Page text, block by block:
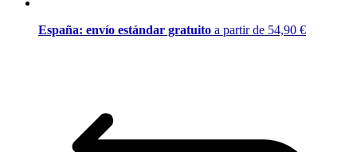
España: envío estándar gratuito a partir de 54,90 €